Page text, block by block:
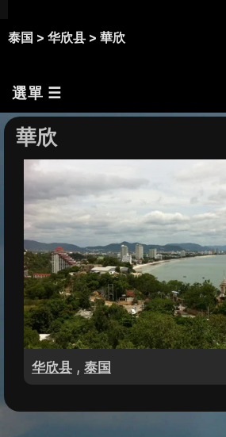
泰国 > 华欣县 > 華欣
選單 ☰
華欣
华欣县 , 泰国